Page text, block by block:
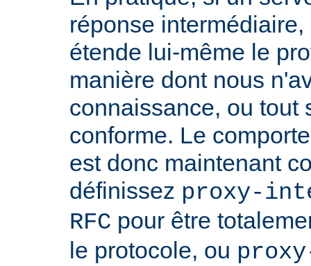
réponse
étende lui-même le
manière dont nous
connaissance, ou tout
conforme. Le
est donc maintenant
définissez proxy-
RFC pour être
le protocole, ou